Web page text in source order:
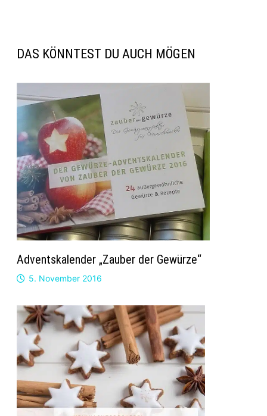
DAS KÖNNTEST DU AUCH MÖGEN
Adventskalender „Zauber der Gewürze“
5. November 2016